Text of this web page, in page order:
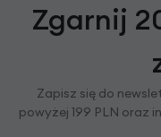
Zgarnij
Zapisz się do
powyżej 199 PLN oraz